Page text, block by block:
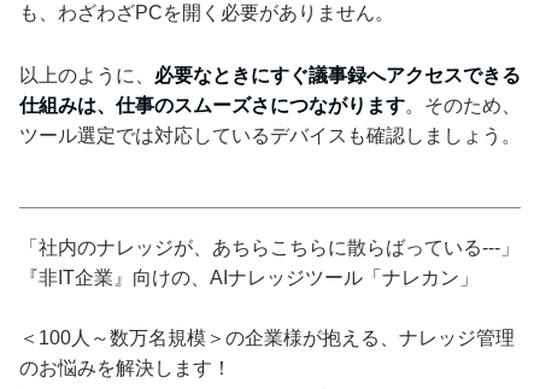
も、わざわざPCを開く必要がありません。
以上のように、 必要なときにすぐ議事録へアクセスできる
仕組みは、仕事のスムーズさにつながります。そのため、
ツール選定では対応しているデバイスも確認しましょう。
「社内のナレッジが、あちらこちらに散らばっている---」
『非IT企業』向けの、AIナレッジツール「ナレカン」
＜100人～数万名規模＞の企業様が抱える、ナレッジ管理
のお悩みを解決します！